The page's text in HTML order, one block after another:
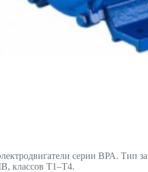
серии ВРА. Тип
классов T1–T4.